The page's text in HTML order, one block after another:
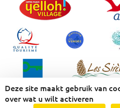
Deze site maakt gebruik van
over wat u wilt activeren